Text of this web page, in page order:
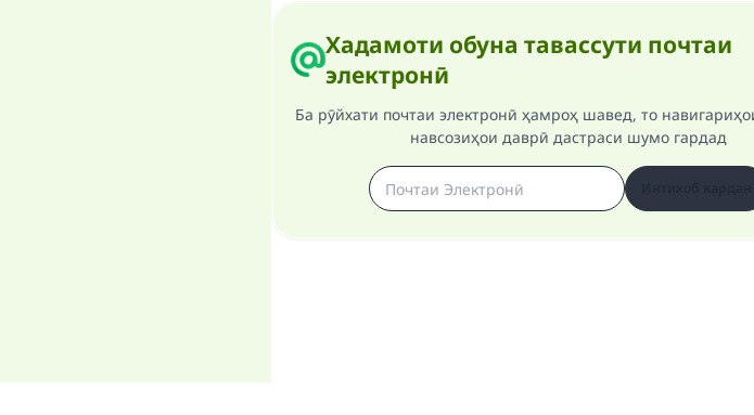
Хадамоти обуна тавассути почтаи
электронӣ
Ба рӯйхати почтаи электронӣ ҳамроҳ шавед, то
навсозиҳои даврӣ дастраси шумо гардад